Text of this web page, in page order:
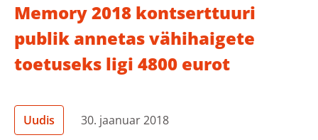
Kuidas aidata?
Heategevuslikud tooted
Memory 2018 kontserttuuri
publik annetas vähihaigete
toetuseks ligi 4800 eurot
Uudis 30. jaanuar 2018